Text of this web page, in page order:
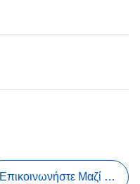
Επικοινωνήστε Μαζί Μας